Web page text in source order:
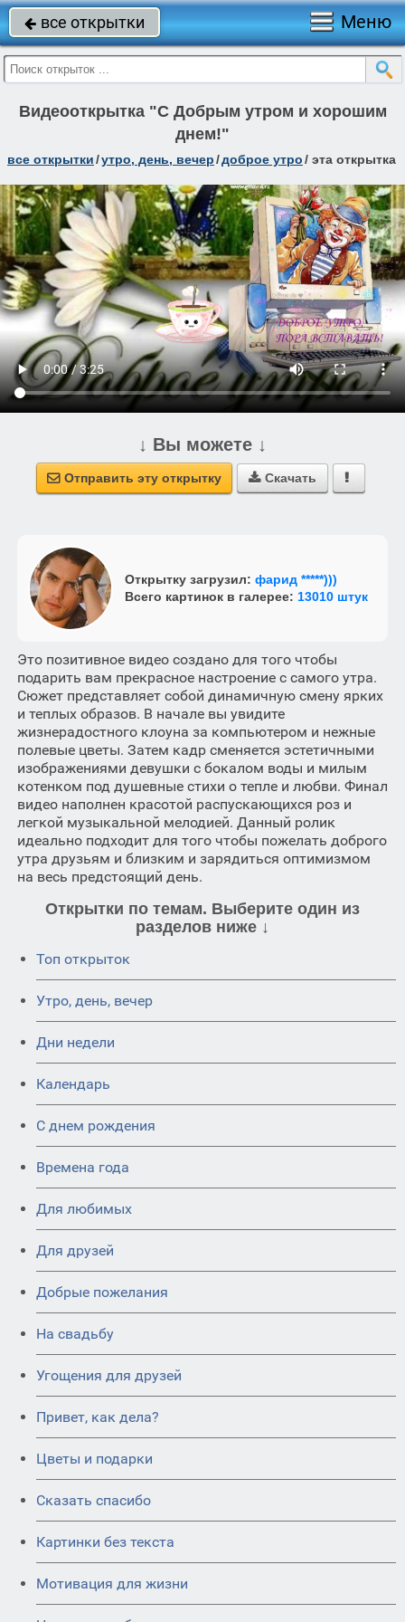
 все открытки Меню
Видеооткрытка "С Добрым утром и хорошим
днем!"
все открытки/утро, день, вечер/доброе утро/ эта открытка
↓ Вы можете ↓
 Отправить эту открытку  Скачать 
Открытку загрузил: фарид *****)))
Всего картинок в галерее: 13010 штук
Это позитивное видео создано для того чтобы
подарить вам прекрасное настроение с самого утра.
Сюжет представляет собой динамичную смену ярких
и теплых образов. В начале вы увидите
жизнерадостного клоуна за компьютером и нежные
полевые цветы. Затем кадр сменяется эстетичными
изображениями девушки с бокалом воды и милым
котенком под душевные стихи о тепле и любви. Финал
видео наполнен красотой распускающихся роз и
легкой музыкальной мелодией. Данный ролик
идеально подходит для того чтобы пожелать доброго
утра друзьям и близким и зарядиться оптимизмом
на весь предстоящий день.
Открытки по темам. Выберите один из
разделов ниже ↓
Топ открыток
Утро, день, вечер
Дни недели
Календарь
C днем рождения
Времена года
Для любимых
Для друзей
Добрые пожелания
На свадьбу
Угощения для друзей
Привет, как дела?
Цветы и подарки
Сказать спасибо
Картинки без текста
Мотивация для жизни